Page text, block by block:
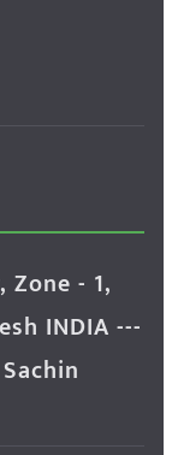
Zone - 1,
INDIA ---